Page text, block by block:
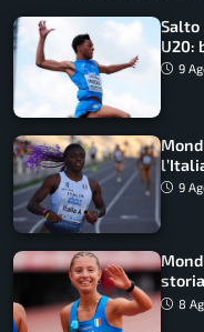
Salto
U20:
9
9
8